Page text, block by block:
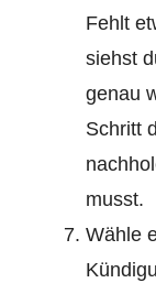
Fehlt
siehst
genau
Schritt
musst.
Wähle